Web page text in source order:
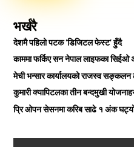
भर्खरै
देशमै पहिलो पटक ‘डिजिटल फेस्ट’ हुँदै
काममा फर्किए सन नेपाल लाइफका सिईओ
मेची भन्सार कार्यालयको राजस्व सङ्कलन
कुमारी क्यापिटलका तीन बन्दमुखी
प्रि ओपन सेसनमा करिब साढे १ अंक